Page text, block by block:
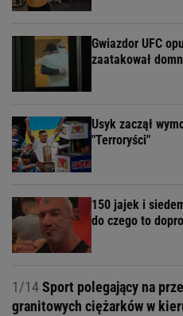
Gwiazdor UFC
zaatakował
Usyk zaczął
"Terroryści"
150 jajek i
do czego to
1/14Sport polegający na
granitowych ciężarków w